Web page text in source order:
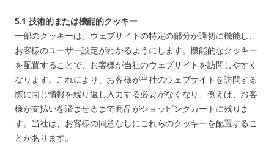
5.1 技術的または機能的クッキー
一部のクッキーは、ウェブサイトの特定の部分が適切に機能し、
お客様のユーザー設定がわかるようにします。機能的なクッキー
を配置することで、お客様が当社のウェブサイトを訪問しやすく
なります。これにより、お客様が当社のウェブサイトを訪問する
際に同じ情報を繰り返し入力する必要がなくなり、例えば、お客
様が支払いを済ませるまで商品がショッピングカートに残りま
す。当社は、お客様の同意なしにこれらのクッキーを配置するこ
とがあります。